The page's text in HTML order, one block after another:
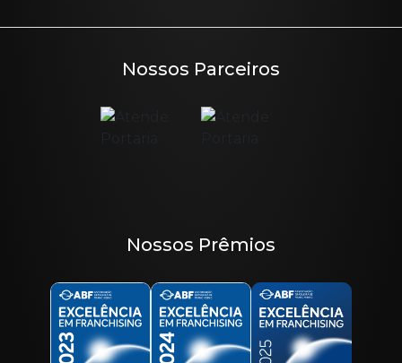
Nossos Parceiros
Nossos Prêmios